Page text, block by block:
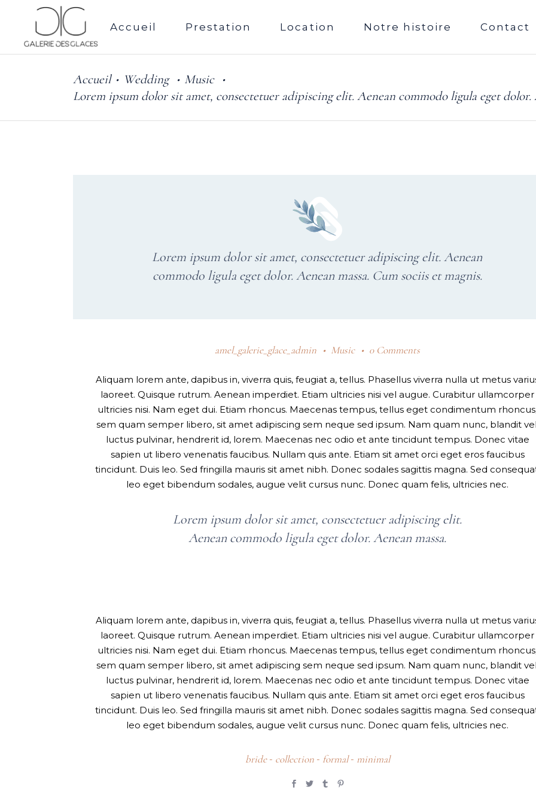
Accueil Prestation Location Notre histoire Contact
Accueil• Wedding • Music •
Lorem ipsum dolor sit amet, consectetuer adipiscing elit. Aenean commodo ligula eget dolor.
Lorem ipsum dolor sit amet, consectetuer adipiscing elit. Aenean
commodo ligula eget dolor. Aenean massa. Cum sociis et magnis.
amel_galerie_glace_admin Music 0 Comments
Aliquam lorem ante, dapibus in, viverra quis, feugiat a, tellus. Phasellus viverra nulla ut metus
laoreet. Quisque rutrum. Aenean imperdiet. Etiam ultricies nisi vel augue. Curabitur ullamcorper
ultricies nisi. Nam eget dui. Etiam rhoncus. Maecenas tempus, tellus eget condimentum
sem quam semper libero, sit amet adipiscing sem neque sed ipsum. Nam quam nunc, blandit
luctus pulvinar, hendrerit id, lorem. Maecenas nec odio et ante tincidunt tempus. Donec vitae
sapien ut libero venenatis faucibus. Nullam quis ante. Etiam sit amet orci eget eros faucibus
tincidunt. Duis leo. Sed fringilla mauris sit amet nibh. Donec sodales sagittis magna. Sed
leo eget bibendum sodales, augue velit cursus nunc. Donec quam felis, ultricies nec.
Lorem ipsum dolor sit amet, consectetuer adipiscing elit.
Aenean commodo ligula eget dolor. Aenean massa.
Aliquam lorem ante, dapibus in, viverra quis, feugiat a, tellus. Phasellus viverra nulla ut metus
laoreet. Quisque rutrum. Aenean imperdiet. Etiam ultricies nisi vel augue. Curabitur ullamcorper
ultricies nisi. Nam eget dui. Etiam rhoncus. Maecenas tempus, tellus eget condimentum
sem quam semper libero, sit amet adipiscing sem neque sed ipsum. Nam quam nunc, blandit
luctus pulvinar, hendrerit id, lorem. Maecenas nec odio et ante tincidunt tempus. Donec vitae
sapien ut libero venenatis faucibus. Nullam quis ante. Etiam sit amet orci eget eros faucibus
tincidunt. Duis leo. Sed fringilla mauris sit amet nibh. Donec sodales sagittis magna. Sed
leo eget bibendum sodales, augue velit cursus nunc. Donec quam felis, ultricies nec.
bride- collection- formal- minimal